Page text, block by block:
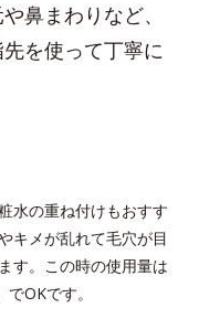
鼻まわりなど、
を使って丁寧に
水の重ね付けもおすす
キメが乱れて毛穴が目
す。この時の使用量は
OKです。